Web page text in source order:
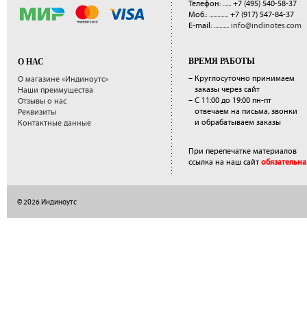
О НАС
О магазине «Индиноутс»
Наши преимущества
Отзывы о нас
Реквизиты
Контактные данные
Телефон: ...... +7 (495) 540-58-37
Моб.: .............. +7 (917) 547-84-37
E-mail: ........... info@indinotes.com
ВРЕМЯ РАБОТЫ
– Круглосуточно принимаем
заказы через сайт
– С 11:00 до 19:00 пн-пт
отвечаем на письма, звонки
и обрабатываем заказы
При перепечатке материалов
ссылка на наш сайт обязательна.
© 2026 Индиноутс